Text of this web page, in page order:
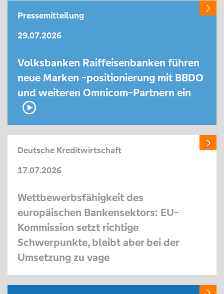
Pressemitteilung
29.07.2026
Volksbanken Raiffeisenbanken führen
neue Marken -positionierung mit BBDO
und weiteren Omnicom-Partnern ein
Deutsche Kreditwirtschaft
17.07.2026
Wettbewerbsfähigkeit des
europäischen Bankensektors: EU-
Kommission setzt richtige
Schwerpunkte, bleibt aber bei der
Umsetzung zu vage